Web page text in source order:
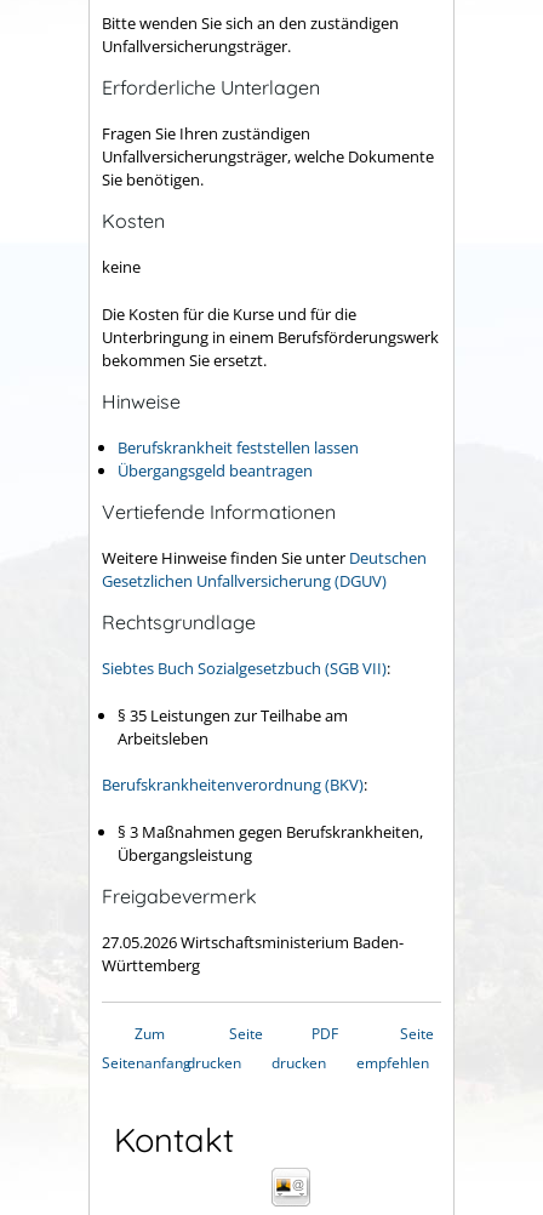
Bitte wenden Sie sich an den zuständigen
Unfallversicherungsträger.
Erforderliche Unterlagen
Fragen Sie Ihren zuständigen
Unfallversicherungsträger, welche Dokumente
Sie benötigen.
Kosten
keine
Die Kosten für die Kurse und für die
Unterbringung in einem Berufsförderungswerk
bekommen Sie ersetzt.
Hinweise
Berufskrankheit feststellen lassen
Übergangsgeld beantragen
Vertiefende Informationen
Weitere Hinweise finden Sie unter Deutschen
Gesetzlichen Unfallversicherung (DGUV)
Rechtsgrundlage
Siebtes Buch Sozialgesetzbuch (SGB VII):
§ 35 Leistungen zur Teilhabe am
Arbeitsleben
Berufskrankheitenverordnung (BKV):
§ 3 Maßnahmen gegen Berufskrankheiten,
Übergangsleistung
Freigabevermerk
27.05.2026 Wirtschaftsministerium Baden-
Württemberg
Zum
Seitenanfang
Seite
drucken
PDF
drucken
Seite
empfehlen
Kontakt